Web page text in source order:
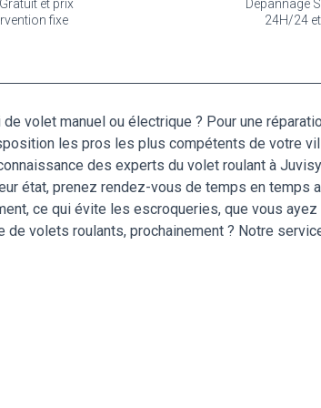
et prix
fixe
Dépannage
24H/24
de volet manuel ou électrique ? Pour une
les pros les plus compétents de votre
des experts du volet roulant à
état, prenez rendez-vous de temps en temps
ce qui évite les escroqueries, que vous
de volets roulants, prochainement ? Notre